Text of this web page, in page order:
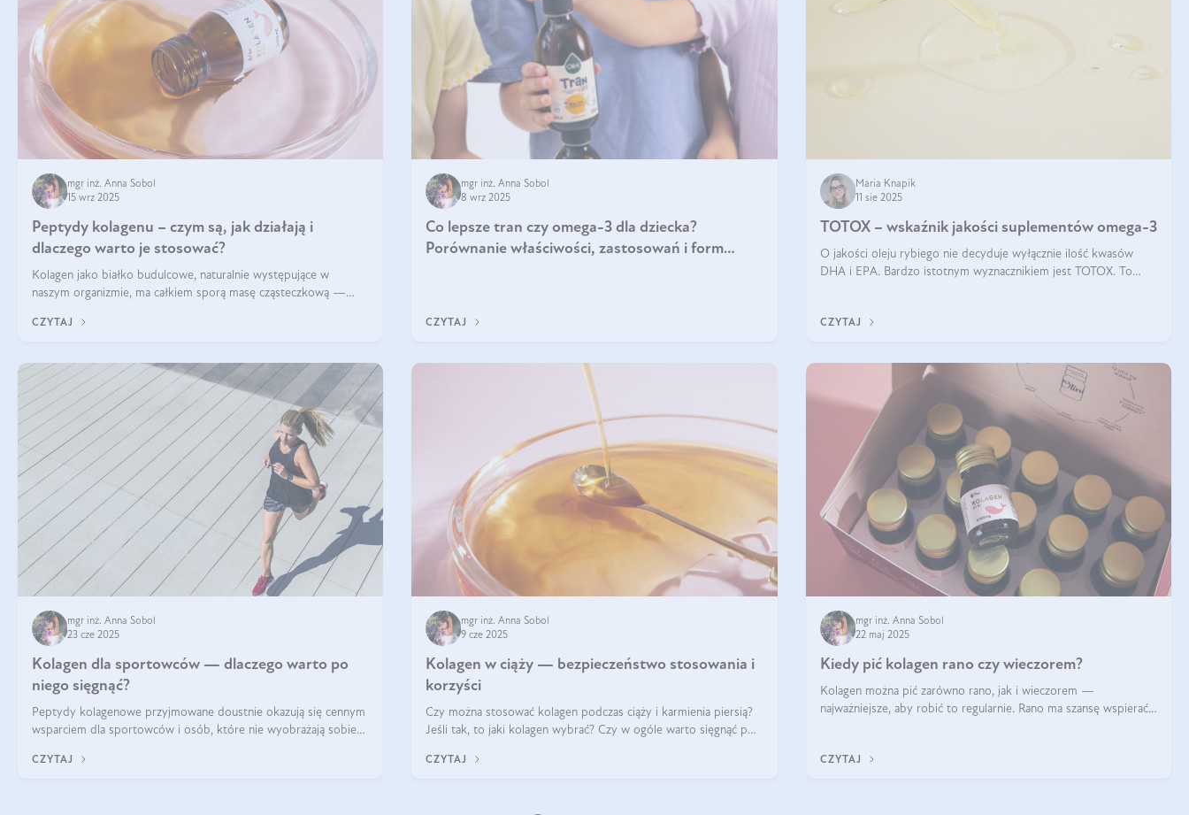
mgr inż. Anna Sobol
15 wrz 2025
Peptydy kolagenu – czym są, jak działają i
dlaczego warto je stosować?
Kolagen jako białko budulcowe, naturalnie występujące w
naszym organizmie, ma całkiem sporą masę cząsteczkową —
formie, byłby trudno strawialny. Aby był lepiej przyswajalny i
CZYTAJ
mgr inż. Anna Sobol
8 wrz 2025
Co lepsze tran czy omega-3 dla dziecka?
Porównanie właściwości, zastosowań i form
CZYTAJ
Maria Knapik
11 sie 2025
TOTOX – wskaźnik jakości suplementów omega-3
O jakości oleju rybiego nie decyduje wyłącznie ilość kwasów
DHA i EPA. Bardzo istotnym wyznacznikiem jest TOTOX. To
CZYTAJ
mgr inż. Anna Sobol
23 cze 2025
Kolagen dla sportowców — dlaczego warto po
niego sięgnąć?
Peptydy kolagenowe przyjmowane doustnie okazują się cennym
wsparciem dla sportowców i osób, które nie wyobrażają sobie
CZYTAJ
mgr inż. Anna Sobol
9 cze 2025
Kolagen w ciąży — bezpieczeństwo stosowania i
korzyści
Czy można stosować kolagen podczas ciąży i karmienia piersią?
Jeśli tak, to jaki kolagen wybrać? Czy w ogóle warto sięgnąć po
CZYTAJ
mgr inż. Anna Sobol
22 maj 2025
Kiedy pić kolagen rano czy wieczorem?
Kolagen można pić zarówno rano, jak i wieczorem —
najważniejsze, aby robić to regularnie. Rano ma szansę wspierać
CZYTAJ